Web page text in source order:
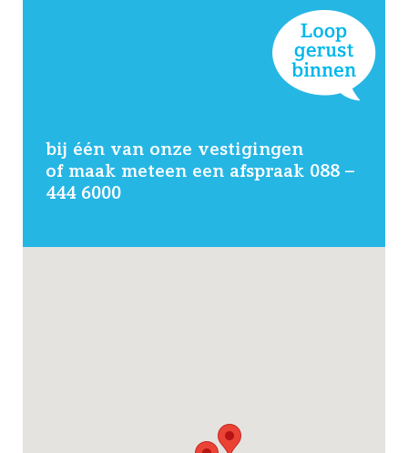
bij één van onze vestigingen
of maak meteen een afspraak 088 –
444 6000